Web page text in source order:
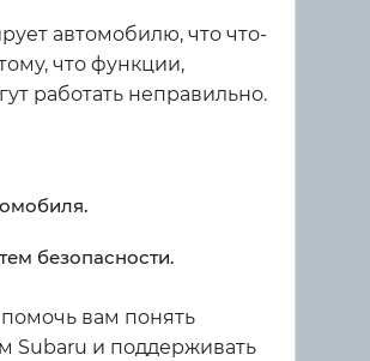
автомобилю, что что-
что функции,
работать неправильно.
безопасности.
вам понять
Subaru и поддерживать